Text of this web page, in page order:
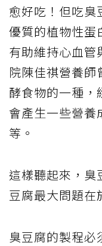
愈好吃！但吃臭
優質的植物性蛋
有助維持心血管
院陳佳祺營養師
酵食物的一種，
會產生一些營養
等。
這樣聽起來，臭
豆腐最大問題在
臭豆腐的製程必